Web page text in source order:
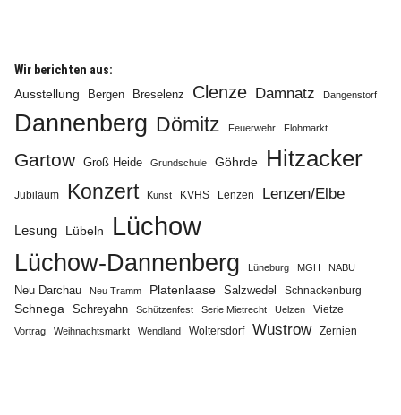
Wir berichten aus:
Ausstellung
Bergen Breselenz Clenze Damnatz Dangenstorf
Dannenberg Dömitz Feuerwehr Flohmarkt
Gartow Groß Heide Grundschule Göhrde Hitzacker
Jubiläum Konzert Kunst KVHS Lenzen Lenzen/Elbe
Lesung Lübeln Lüchow
Lüchow-Dannenberg Lüneburg MGH NABU
Neu Darchau Neu Tramm Platenlaase Salzwedel Schnackenburg
Schnega Schreyahn Schützenfest Serie Mietrecht Uelzen Vietze
Vortrag Weihnachtsmarkt Wendland Woltersdorf Wustrow Zernien